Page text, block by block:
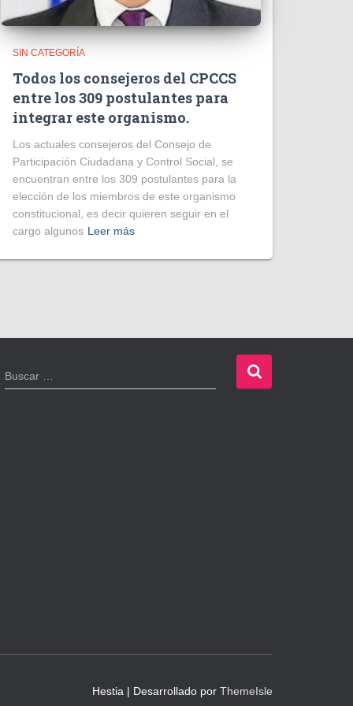
SIN CATEGORÍA
Todos los consejeros del CPCCS
entre los 309 postulantes para
integrar este organismo.
Los actuales consejeros del Consejo de
Participación Ciudadana y Control Social, se
encuentran entre los 309 postulantes para la
elección de los miembros de este organismo
constitucional, es decir quieren seguir en el
cargo algunos Leer más
B
u
Buscar …
Hestia | Desarrollado por ThemeIsle